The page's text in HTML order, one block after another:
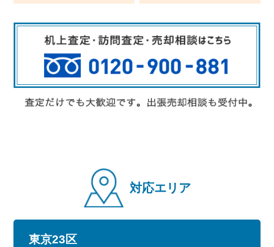
対応エリア
東京23区